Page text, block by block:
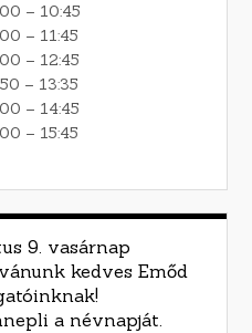
– 10:45
– 11:45
– 12:45
– 13:35
– 14:45
– 15:45
9. vasárnap
kedves Emőd
a névnapját.